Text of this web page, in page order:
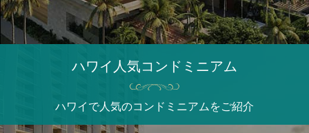
ハワイ人気コンドミニアム
ハワイで人気のコンドミニアムをご紹介